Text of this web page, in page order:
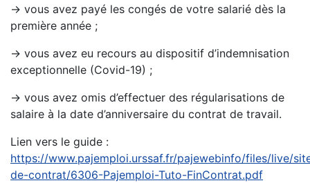
→ vous avez payé les congés de votre salarié dès la
première année ;
→ vous avez eu recours au dispositif d’indemnisation
exceptionnelle (Covid-19) ;
→ vous avez omis d’effectuer des régularisations de
salaire à la date d’anniversaire du contrat de travail.
Lien vers le guide :
https://www.pajemploi.urssaf.fr/pajewebinfo/files/live/
de-contrat/6306-Pajemploi-Tuto-FinContrat.pdf